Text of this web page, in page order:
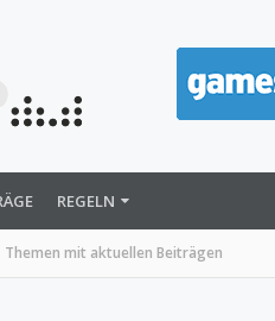
Themen mit aktuellen Beiträgen
REGELN